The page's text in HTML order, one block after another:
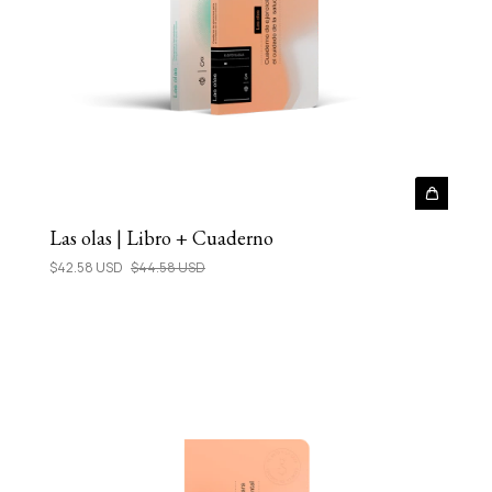
Las olas | Libro + Cuaderno
$42.58 USD $44.58 USD